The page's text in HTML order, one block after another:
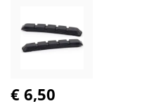
€ 6,50